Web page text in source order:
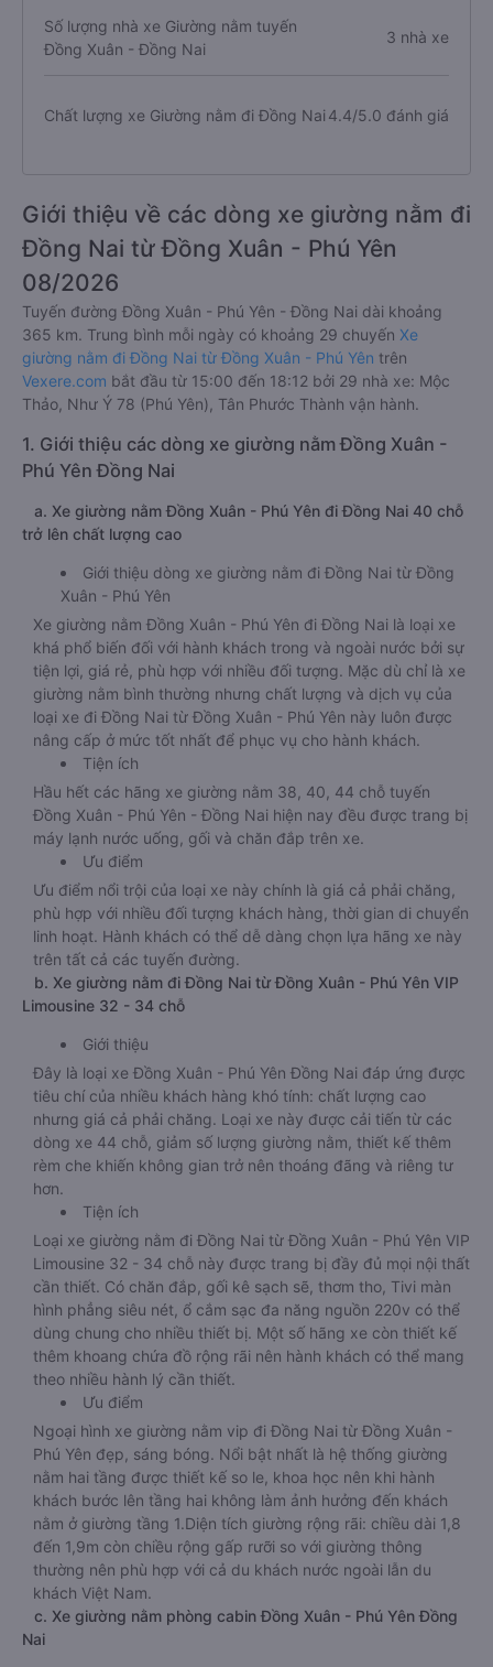
Số lượng nhà xe Giường nằm tuyến
Đồng Xuân - Đồng Nai
3 nhà xe
Chất lượng xe Giường nằm đi Đồng Nai4.4/5.0 đánh giá
Giới thiệu về các dòng xe giường nằm đi
Đồng Nai từ Đồng Xuân - Phú Yên
08/2026
Tuyến đường Đồng Xuân - Phú Yên - Đồng Nai dài khoảng
365 km. Trung bình mỗi ngày có khoảng 29 chuyến Xe
giường nằm đi Đồng Nai từ Đồng Xuân - Phú Yên trên
Vexere.com bắt đầu từ 15:00 đến 18:12 bởi 29 nhà xe: Mộc
Thảo, Như Ý 78 (Phú Yên), Tân Phước Thành vận hành.
1. Giới thiệu các dòng xe giường nằm Đồng Xuân -
Phú Yên Đồng Nai
a. Xe giường nằm Đồng Xuân - Phú Yên đi Đồng Nai 40 chỗ
trở lên chất lượng cao
Giới thiệu dòng xe giường nằm đi Đồng Nai từ Đồng
Xuân - Phú Yên
Xe giường nằm Đồng Xuân - Phú Yên đi Đồng Nai là loại xe
khá phổ biến đối với hành khách trong và ngoài nước bởi sự
tiện lợi, giá rẻ, phù hợp với nhiều đối tượng. Mặc dù chỉ là xe
giường nằm bình thường nhưng chất lượng và dịch vụ của
loại xe đi Đồng Nai từ Đồng Xuân - Phú Yên này luôn được
nâng cấp ở mức tốt nhất để phục vụ cho hành khách.
Tiện ích
Hầu hết các hãng xe giường nằm 38, 40, 44 chỗ tuyến
Đồng Xuân - Phú Yên - Đồng Nai hiện nay đều được trang bị
máy lạnh nước uống, gối và chăn đắp trên xe.
Ưu điểm
Ưu điểm nổi trội của loại xe này chính là giá cả phải chăng,
phù hợp với nhiều đối tượng khách hàng, thời gian di chuyển
linh hoạt. Hành khách có thể dễ dàng chọn lựa hãng xe này
trên tất cả các tuyến đường.
b. Xe giường nằm đi Đồng Nai từ Đồng Xuân - Phú Yên VIP
Limousine 32 - 34 chỗ
Giới thiệu
Đây là loại xe Đồng Xuân - Phú Yên Đồng Nai đáp ứng được
tiêu chí của nhiều khách hàng khó tính: chất lượng cao
nhưng giá cả phải chăng. Loại xe này được cải tiến từ các
dòng xe 44 chỗ, giảm số lượng giường nằm, thiết kế thêm
rèm che khiến không gian trở nên thoáng đãng và riêng tư
hơn.
Tiện ích
Loại xe giường nằm đi Đồng Nai từ Đồng Xuân - Phú Yên VIP
Limousine 32 - 34 chỗ này được trang bị đầy đủ mọi nội thất
cần thiết. Có chăn đắp, gối kê sạch sẽ, thơm tho, Tivi màn
hình phẳng siêu nét, ổ cắm sạc đa năng nguồn 220v có thể
dùng chung cho nhiều thiết bị. Một số hãng xe còn thiết kế
thêm khoang chứa đồ rộng rãi nên hành khách có thể mang
theo nhiều hành lý cần thiết.
Ưu điểm
Ngoại hình xe giường nằm vip đi Đồng Nai từ Đồng Xuân -
Phú Yên đẹp, sáng bóng. Nổi bật nhất là hệ thống giường
nằm hai tầng được thiết kế so le, khoa học nên khi hành
khách bước lên tầng hai không làm ảnh hưởng đến khách
nằm ở giường tầng 1.Diện tích giường rộng rãi: chiều dài 1,8
đến 1,9m còn chiều rộng gấp rưỡi so với giường thông
thường nên phù hợp với cả du khách nước ngoài lẫn du
khách Việt Nam.
c. Xe giường nằm phòng cabin Đồng Xuân - Phú Yên Đồng
Nai